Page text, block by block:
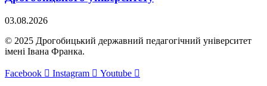
03.08.2026
© 2025 Дрогобицький державний педагогічний університет
імені Івана Франка.
Facebook Instagram Youtube